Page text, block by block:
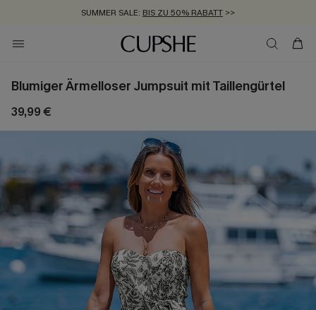
SUMMER SALE: BIS ZU 50% RABATT >>
ZUM NEWSLETTER:BIS ZU -20% EXTRA ERHALTEN
KOSTENLOSER VERSAND AB 89 €
Blumiger Ärmelloser Jumpsuit mit Taillengürtel
39,99 €